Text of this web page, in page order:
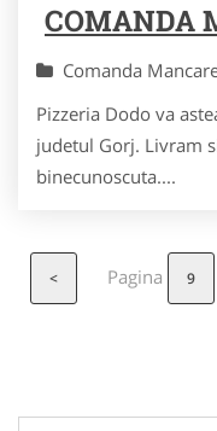
COMANDA
Comanda
Pizzeria Dodo va
judetul Gorj. Livram
binecunoscuta....
Pagina
< 9